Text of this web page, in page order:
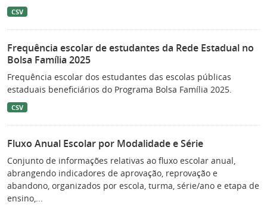
CSV
Frequência escolar de estudantes da Rede Estadual no
Bolsa Família 2025
Frequência escolar dos estudantes das escolas públicas
estaduais beneficiários do Programa Bolsa Família 2025.
CSV
Fluxo Anual Escolar por Modalidade e Série
Conjunto de informações relativas ao fluxo escolar anual,
abrangendo indicadores de aprovação, reprovação e
abandono, organizados por escola, turma, série/ano e etapa de
ensino,...